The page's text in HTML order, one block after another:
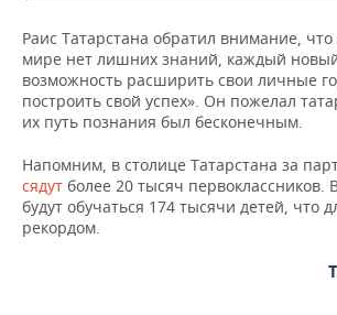
Раис Татарстана обратил внимание,
мире нет лишних знаний, каждый
возможность расширить свои личные
построить свой успех». Он пожелал
их путь познания был бесконечным.
Напомним, в столице Татарстана за
сядут более 20 тысяч первоклассников.
будут обучаться 174 тысячи детей, что
рекордом.